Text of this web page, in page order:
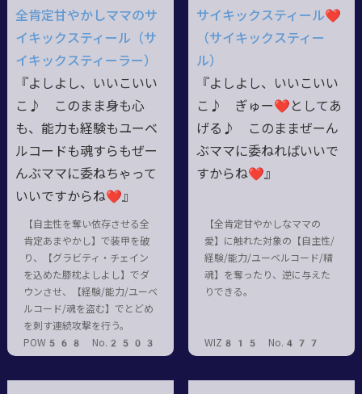
全肯定甘やかしママのサ
イキックスティール（サ
イキックスティーラー）
『よしよし、いいこいい
こ♪ このまま身も心
も、能力も経験もユーベ
ルコードも魂すらもぜー
んぶママに委ねちゃって
いいですからね❤』
【自主性を奪い依存させる全
肯定あまやかし】で装甲を破
り、【グラビティ・チェイン
を込めた膝枕よしよし】でダ
ウンさせ、【経験/能力/ユーベ
ルコード/魂を盗む】でとどめ
を刺す連続攻撃を行う。
POW568 No.2503
サイキックスティール❤
（サイキックスティー
ル）
『よしよし、いいこいい
こ♪ ぎゅー❤としてあ
げる♪ このままぜーん
ぶママに委ねればいいで
すからね❤』
【全肯定甘やかしなママの
愛】に触れた対象の【自主性/
経験/能力/ユーベルコード/精
魂】を奪ったり、逆に与えた
りできる。
WIZ815 No.477